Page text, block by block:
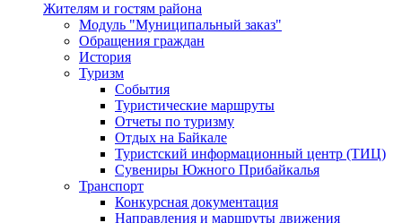
Жителям и гостям района
Модуль "Муниципальный заказ"
Обращения граждан
История
Туризм
События
Туристические маршруты
Отчеты по туризму
Отдых на Байкале
Туристский информационный центр (ТИЦ)
Сувениры Южного Прибайкалья
Транспорт
Конкурсная документация
Направления и маршруты движения